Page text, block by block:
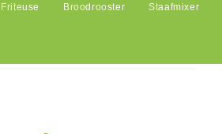
Friteuse Broodrooster Staafmixer